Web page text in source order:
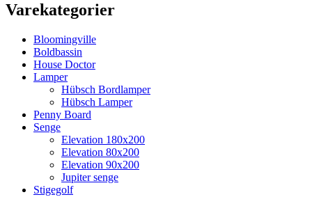
Varekategorier
Bloomingville
Boldbassin
House Doctor
Lamper
Hübsch Bordlamper
Hübsch Lamper
Penny Board
Senge
Elevation 180x200
Elevation 80x200
Elevation 90x200
Jupiter senge
Stigegolf